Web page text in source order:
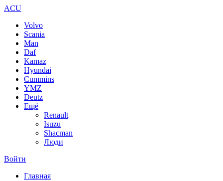
ACU
Volvo
Scania
Man
Daf
Kamaz
Hyundai
Cummins
YMZ
Deutz
Ещё
Renault
Isuzu
Shacman
Люди
Войти
Главная